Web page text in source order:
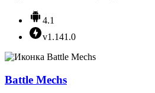
4.1
v1.141.0
Battle Mechs